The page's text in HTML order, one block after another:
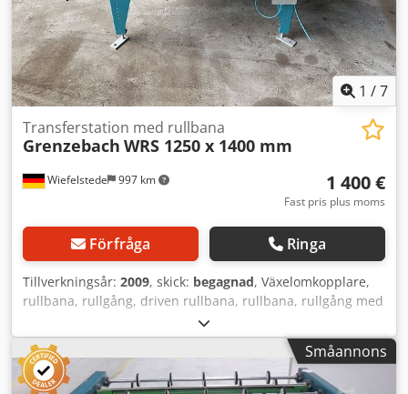
1 /7
Wiefelstede 997 km
Transferstation med rullbana
Grenzebach WRS 1250 x 1400 mm
1 400 €
Fast pris plus moms
Förfråga Ringa
Tillverkningsår: 2009, skick: begagnad, Växelomkopplare,
rullbana, rullgång, driven rullbana, rullbana, rullgång med
avdragsmatare, överföringsstation -Tillverkare:
Grenzebach, överföringsstation rullbana typ WRS -
Drivning: SEW-Eurodrive 0,18 kW 1380/88 varv/min / 0,18
kW 71 varv/min -Mellanmått: 1500 mm -Transportlängd:
Småannons